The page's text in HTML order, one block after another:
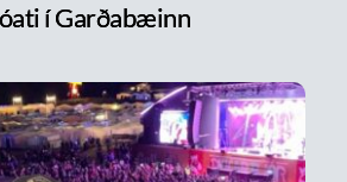
í Garðabæinn